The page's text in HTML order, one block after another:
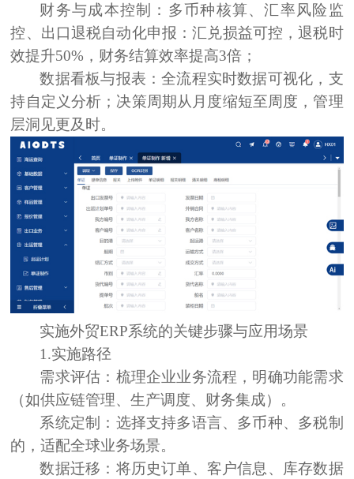
财务与成本控制
： 多币种核算、汇率风险监
控、出口退税自动化申报：汇兑损益可控，退税时
效提升50%，财务结算效率提高3倍 ；
数据看板与报表 ：全流程实时数据可视化，支
持自定义分析；决策周期从月度缩短至周度，管理
层洞见更及时。
实施外贸ERP系统的关键步骤与应用场景
1.实施路径
需求评估： 梳理企业业务流程，明确功能需求
（如供应链管理、生产调度、财务集成）。
系统定制： 选择支持多语言、多币种、多税制
的，适配全球业务场景。
数据迁移： 将历史订单、客户信息、库存数据